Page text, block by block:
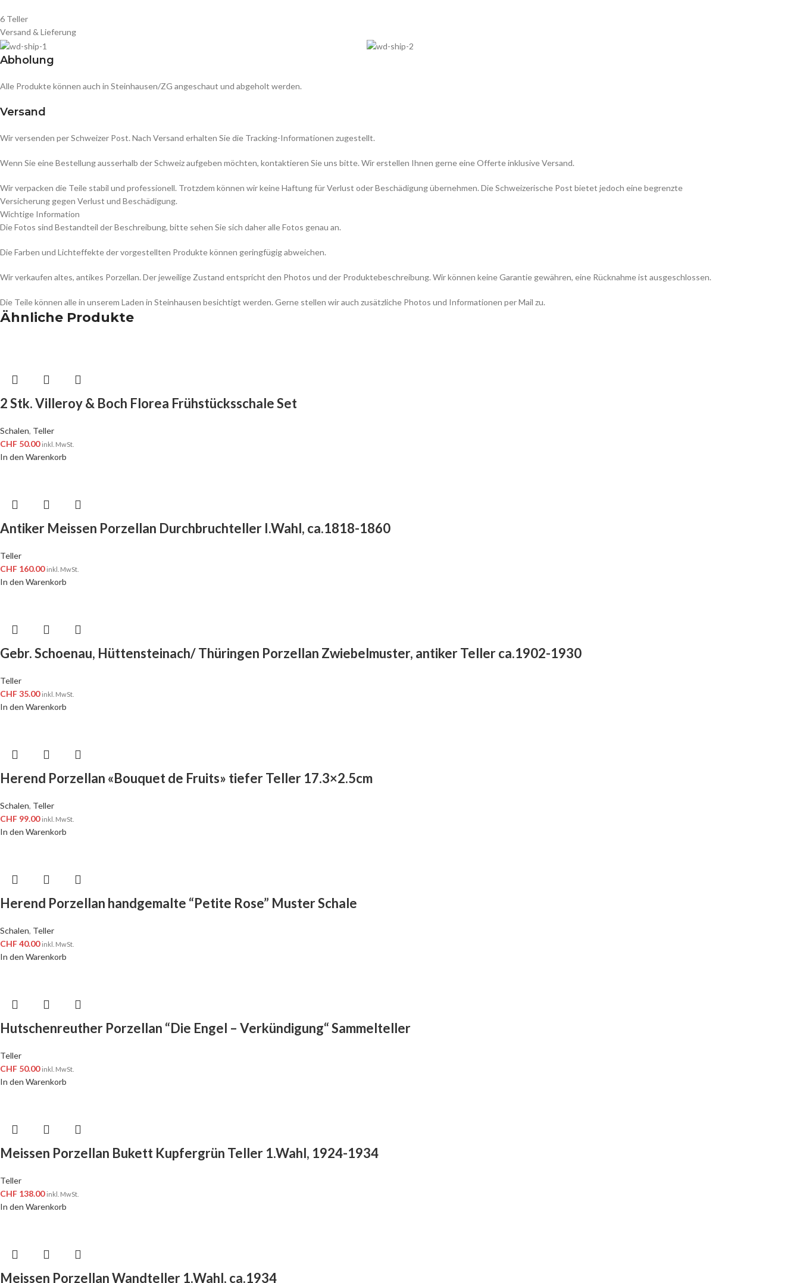
6 Teller
Versand & Lieferung
Abholung
Alle Produkte können auch in Steinhausen/ZG angeschaut und abgeholt werden.
Versand
Wir versenden per Schweizer Post. Nach Versand erhalten Sie die Tracking-Informationen zugestellt.
Wenn Sie eine Bestellung ausserhalb der Schweiz aufgeben möchten, kontaktieren Sie uns bitte. Wir erstellen Ihnen gerne eine Offerte inklusive Versand.
Wir verpacken die Teile stabil und professionell. Trotzdem können wir keine Haftung für Verlust oder Beschädigung übernehmen. Die Schweizerische Post bietet jedoch eine begrenzte
Versicherung gegen Verlust und Beschädigung.
Wichtige Information
Die Fotos sind Bestandteil der Beschreibung, bitte sehen Sie sich daher alle Fotos genau an.
Die Farben und Lichteffekte der vorgestellten Produkte können geringfügig abweichen.
Wir verkaufen altes, antikes Porzellan. Der jeweilige Zustand entspricht den Photos und der Produktebeschreibung. Wir können keine Garantie gewähren, eine Rücknahme ist ausgeschlossen.
Die Teile können alle in unserem Laden in Steinhausen besichtigt werden. Gerne stellen wir auch zusätzliche Photos und Informationen per Mail zu.
Ähnliche Produkte
2 Stk. Villeroy & Boch Florea Frühstücksschale Set
Schalen, Teller
CHF 50.00 inkl. MwSt.
In den Warenkorb
Antiker Meissen Porzellan Durchbruchteller I.Wahl, ca.1818-1860
Teller
CHF 160.00 inkl. MwSt.
In den Warenkorb
Gebr. Schoenau, Hüttensteinach/ Thüringen Porzellan Zwiebelmuster, antiker Teller ca.1902-1930
Teller
CHF35.00 inkl. MwSt.
In den Warenkorb
Herend Porzellan «Bouquet de Fruits» tiefer Teller 17.3×2.5cm
Schalen, Teller
CHF 99.00 inkl. MwSt.
In den Warenkorb
Herend Porzellan handgemalte “Petite Rose” Muster Schale
Schalen, Teller
CHF40.00 inkl. MwSt.
In den Warenkorb
Hutschenreuther Porzellan “Die Engel – Verkündigung“ Sammelteller
Teller
CHF 50.00 inkl. MwSt.
In den Warenkorb
Meissen Porzellan Bukett Kupfergrün Teller 1.Wahl, 1924-1934
Teller
CHF 138.00 inkl. MwSt.
In den Warenkorb
Meissen Porzellan Wandteller 1.Wahl, ca.1934